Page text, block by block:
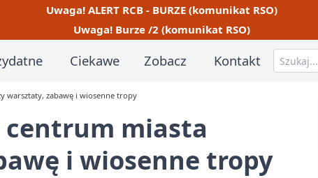
Uwaga! ALERT RCB - BURZE (komunikat RSO)
Uwaga! Burze /2 (komunikat RSO)
Ciekawe Zobacz Kontakt
warsztaty, zabawę i wiosenne tropy
miasta
i wiosenne tropy